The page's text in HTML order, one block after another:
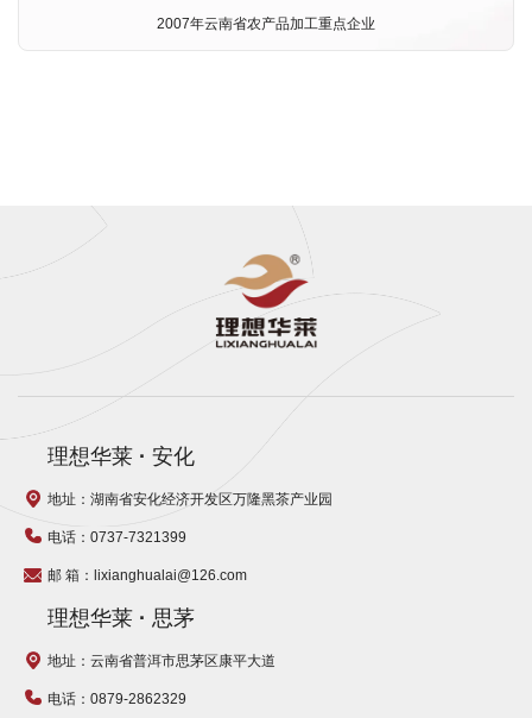
2007年云南省农产品加工重点企业
理想华莱 · 安化
地址：湖南省安化经济开发区万隆黑茶产业园
电话：0737-7321399
邮 箱：lixianghualai@126.com
理想华莱 · 思茅
地址：云南省普洱市思茅区康平大道
电话：0879-2862329